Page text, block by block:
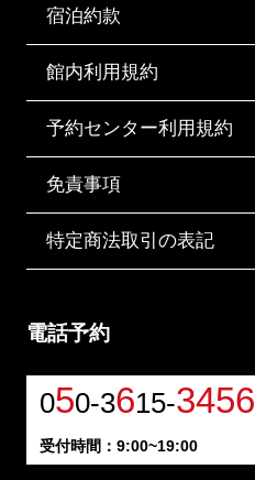
宿泊約款
館内利用規約
予約センター利用規約
免責事項
特定商法取引の表記
電話予約
050-3615-3456
受付時間：9:00~19:00